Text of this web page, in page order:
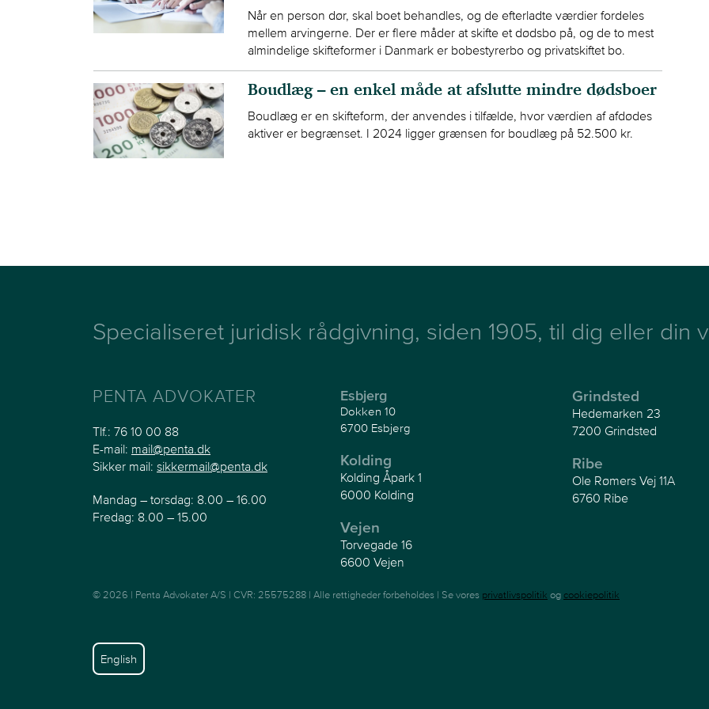
Når en person dør, skal boet behandles, og de efterladte værdier fordeles
mellem arvingerne. Der er flere måder at skifte et dødsbo på, og de to mest
almindelige skifteformer i Danmark er bobestyrerbo og privatskiftet bo.
Boudlæg – en enkel måde at afslutte mindre dødsboer
Boudlæg er en skifteform, der anvendes i tilfælde, hvor værdien af afdødes
aktiver er begrænset. I 2024 ligger grænsen for boudlæg på 52.500 kr.
Specialiseret juridisk rådgivning, siden 1905, til dig eller din
PENTA ADVOKATER
Tlf.: 76 10 00 88
E-mail: mail@penta.dk
Sikker mail: sikkermail@penta.dk
Mandag – torsdag: 8.00 – 16.00
Fredag: 8.00 – 15.00
Esbjerg
Dokken 10
6700 Esbjerg
Kolding
Kolding Åpark 1
6000 Kolding
Vejen
Torvegade 16
6600 Vejen
Grindsted
Hedemarken 23
7200 Grindsted
Ribe
Ole Rømers Vej 11A
6760 Ribe
© 2026 | Penta Advokater A/S | CVR: 25575288 | Alle rettigheder forbeholdes | Se vores privatlivspolitik og cookiepolitik
English